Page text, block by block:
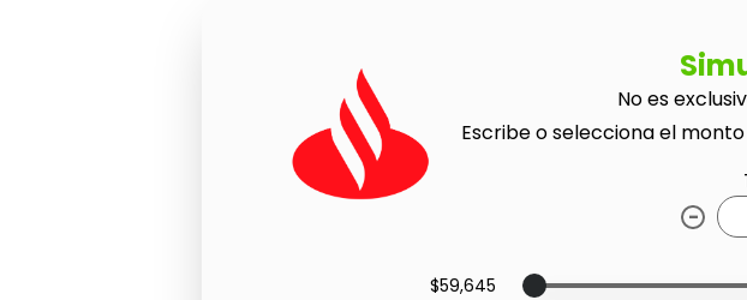
No es
Escribe o selecciona el
-
$59,645